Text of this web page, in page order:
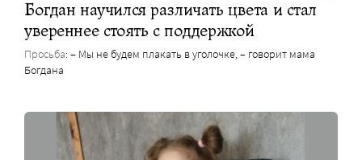
Богдан научился различать цвета и стал
увереннее стоять с поддержкой
Просьба: – Мы не будем плакать в уголочке, – говорит мама
Богдана